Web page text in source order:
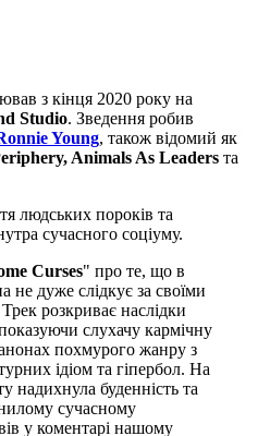
з кінця 2020 року на
Studio. Зведення робив
Young, також відомий як
Animals As Leaders та
людських пороків та
сучасного соціуму.
Curses" про те, що в
не дуже слідкує за своїми
розкриває наслідки
слухачу кармічну
похмурого жанру з
ідіом та гіпербол. На
надихнула буденність та
сучасному
у коментарі нашому